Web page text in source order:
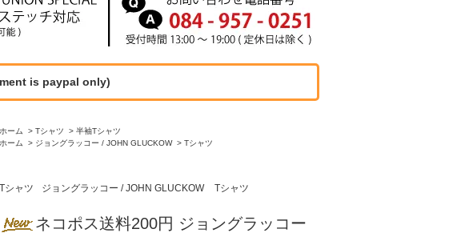
is paypal only)
ホーム > Tシャツ > 半袖Tシャツ
ホーム
> ジョングラッコー / JOHN GLUCKOW > Tシャツ
Tシャツ ジョングラッコー / JOHN GLUCKOW Tシャツ
ネコポス送料200円 ジョングラッコー